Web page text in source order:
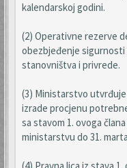
kalendarskoj godini.
(2) Operativne rezerve
obezbjeđenje sigurnosti
stanovništva i privrede.
(3) Ministarstvo utvrđuje
izrade procjenu
sa stavom 1. ovoga
ministarstvu do 31.